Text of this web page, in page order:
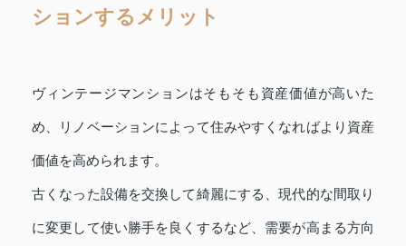
ションするメリット
ヴィンテージマンションはそもそも資産価値が高いた
め、リノベーションによって住みやすくなればより資産
価値を高められます。
古くなった設備を交換して綺麗にする、現代的な間取り
に変更して使い勝手を良くするなど、需要が高まる方向